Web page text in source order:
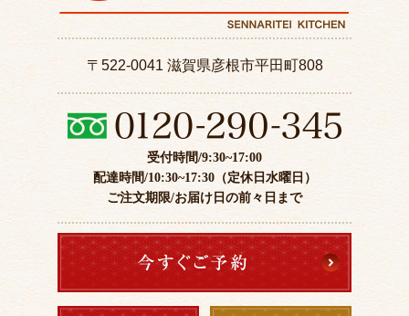
〒522-0041 滋賀県彦根市平田町808
受付時間/9:30~17:00
配達時間/10:30~17:30（定休日水曜日）
ご注文期限/お届け日の前々日まで